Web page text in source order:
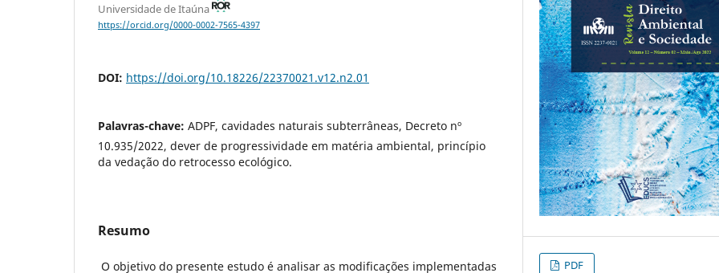
Universidade de Itaúna
https://orcid.org/0000-0002-7565-4397
DOI: https://doi.org/10.18226/22370021.v12.n2.01
Palavras-chave: ADPF, cavidades naturais subterrâneas, Decreto nº
10.935/2022, dever de progressividade em matéria ambiental, princípio
da vedação do retrocesso ecológico.
Resumo
O objetivo do presente estudo é analisar as modificações implementadas
PDF